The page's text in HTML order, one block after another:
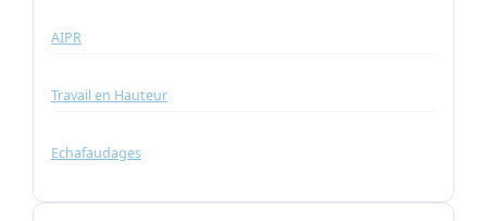
AIPR
Travail en Hauteur
Echafaudages